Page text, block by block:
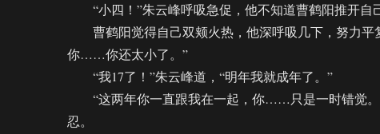
“小四！”朱云峰呼吸急促，他不知道曹鹤阳推开自
曹鹤阳觉得自己双颊火热，他深呼吸几下，努力平
你……你还太小了。”
“我17了！”朱云峰道，“明年我就成年了。”
“这两年你一直跟我在一起，你……只是一时错觉。
忍。